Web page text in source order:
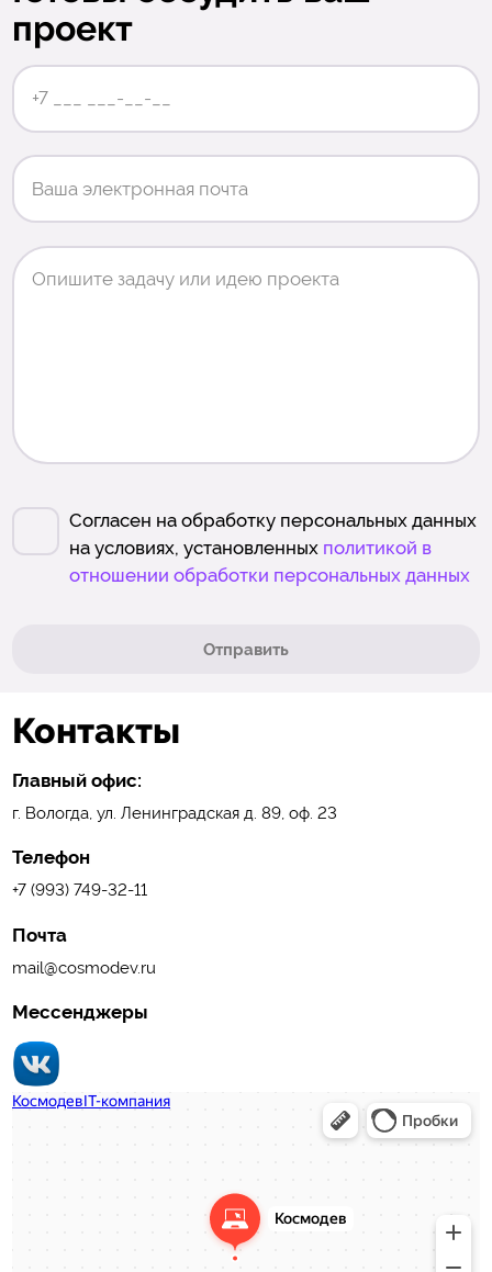
проект
Согласен на обработку персональных данных
на условиях, установленных политикой в
отношении обработки персональных данных
Отправить
Контакты
Главный офис:
г. Вологда, ул. Ленинградская д. 89, оф. 23
Телефон
+7 (993) 749-32-11
Почта
mail@cosmodev.ru
Мессенджеры